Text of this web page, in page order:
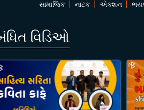
સામાજિક
નાટક એક્શન
વિડિઓ